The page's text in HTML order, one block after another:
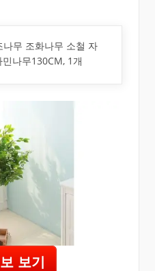
무 조화나무 소철 자
나무130CM, 1개
보기